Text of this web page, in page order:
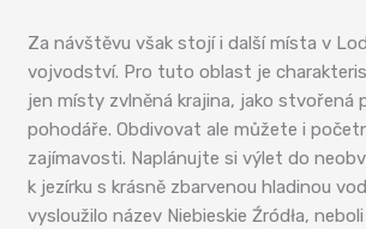
Za návštěvu však stojí i další místa v
vojvodství. Pro tuto oblast je
jen místy zvlněná krajina, jako stvořená
pohodáře. Obdivovat ale můžete i
zajímavosti. Naplánujte si výlet do
k jezírku s krásně zbarvenou hladinou
vysloužilo název Niebieskie Źródła,